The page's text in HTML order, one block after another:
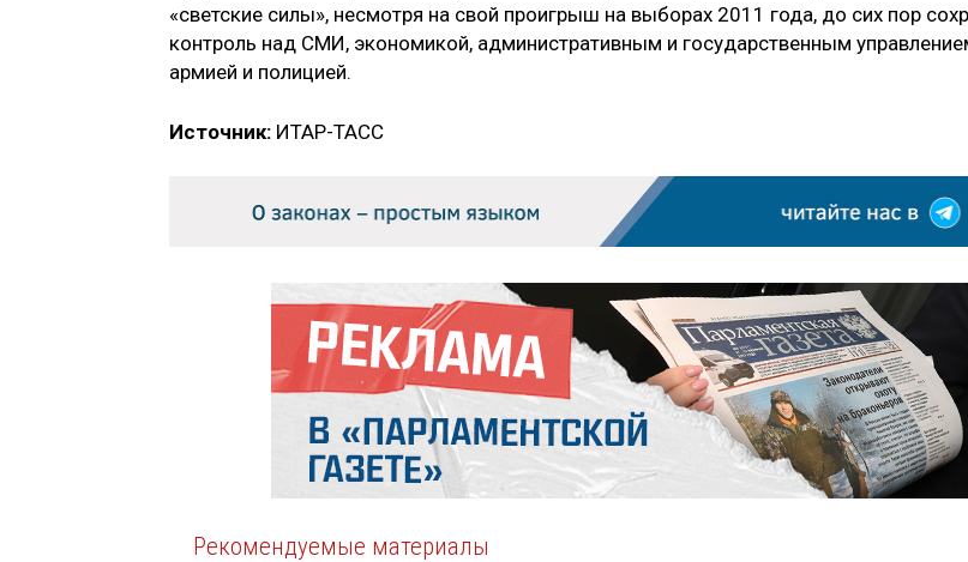
«светские силы», несмотря на свой проигрыш на выборах 2011 года, до сих пор
контроль над СМИ, экономикой, административным и государственным
армией и полицией.
Источник: ИТАР-ТАСС
Рекомендуемые материалы